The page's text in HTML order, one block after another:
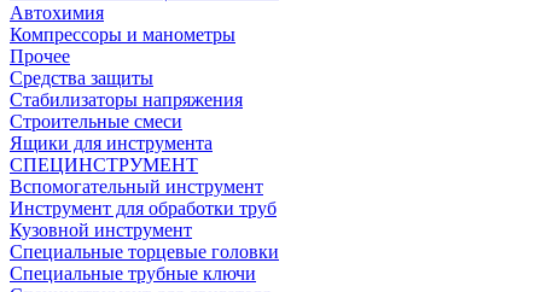
Автохимия
Компрессоры и манометры
Прочее
Средства защиты
Стабилизаторы напряжения
Строительные смеси
Ящики для инструмента
СПЕЦИНСТРУМЕНТ
Вспомогательный инструмент
Инструмент для обработки труб
Кузовной инструмент
Специальные торцевые головки
Специальные трубные ключи